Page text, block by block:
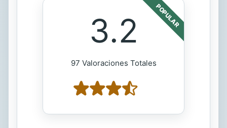
POPULAR
3.2
97 Valoraciones Totales